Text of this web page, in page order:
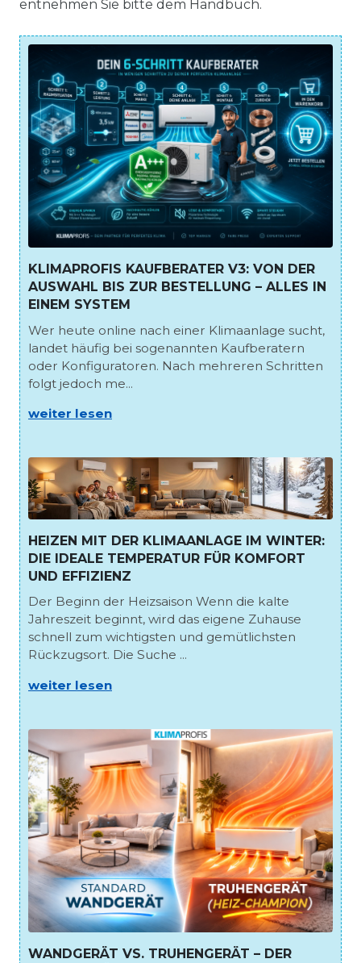
entnehmen Sie bitte dem Handbuch.
KLIMAPROFIS KAUFBERATER V3: VON DER
AUSWAHL BIS ZUR BESTELLUNG – ALLES IN
EINEM SYSTEM
Wer heute online nach einer Klimaanlage sucht,
landet häufig bei sogenannten Kaufberatern
oder Konfiguratoren. Nach mehreren Schritten
folgt jedoch me...
weiter lesen
HEIZEN MIT DER KLIMAANLAGE IM WINTER:
DIE IDEALE TEMPERATUR FÜR KOMFORT
UND EFFIZIENZ
Der Beginn der Heizsaison Wenn die kalte
Jahreszeit beginnt, wird das eigene Zuhause
schnell zum wichtigsten und gemütlichsten
Rückzugsort. Die Suche ...
weiter lesen
WANDGERÄT VS. TRUHENGERÄT – DER